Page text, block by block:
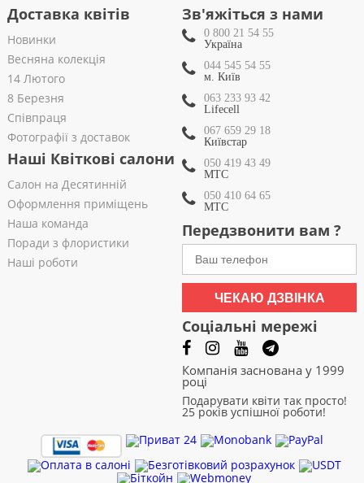
Доставка квітів
Новинки
Весняна колекція
14 Лютого
8 Березня
Співпраця
Фотографії з доставок
Наші Квіткові салони
Салон на Десятинній
Оформлення приміщень
Наша команда
Поради з флористики
Наші роботи
Зв'яжіться з нами
0 800 21 54 55
Україна
044 545 54 55
м. Київ
063 233 93 42
Lifecell
067 659 29 18
Київстар
050 419 43 49
МТС
050 410 64 65
МТС
Передзвонити вам ?
ЧЕКАЮ ДЗВІНКА
Соціальні мережі
Компанія заснована у 1999
році
Подарувати квіти так просто!
25 років успішної роботи!